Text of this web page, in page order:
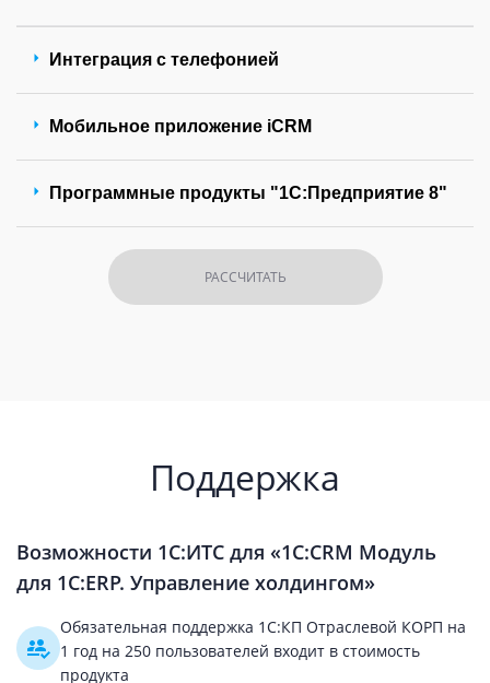
Интеграция с телефонией
Мобильное приложение iCRM
Программные продукты "1С:Предприятие 8"
РАССЧИТАТЬ
Поддержка
Возможности 1С:ИТС для «1С:CRM Модуль
для 1С:ERP. Управление холдингом»
Обязательная поддержка 1С:КП Отраслевой КОРП на
1 год на 250 пользователей входит в стоимость
продукта